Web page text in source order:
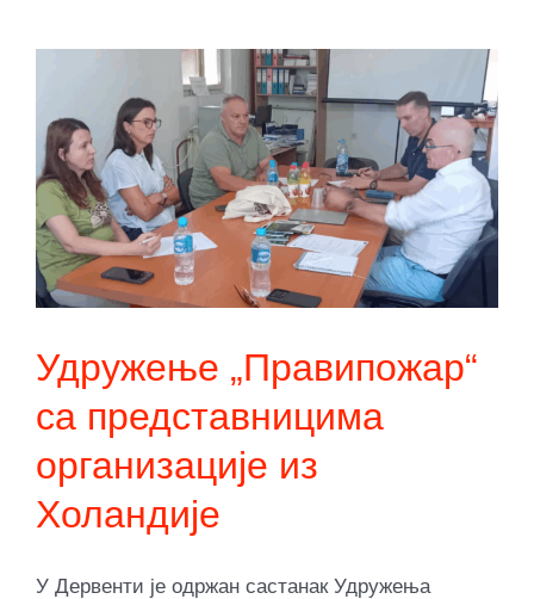
Удружење „Правипожар“
са представницима
организације из
Холандије
У Дервенти je одржан састанак Удружења